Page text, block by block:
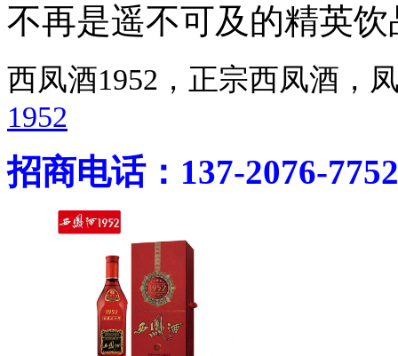
不再是遥不可及的精英饮
西凤酒1952，正宗西凤酒
1952
招商电话：137-2076-7752